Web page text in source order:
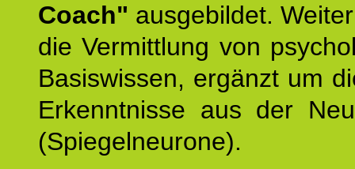
Coach" ausgebildet.
die Vermittlung von
Basiswissen, ergänzt um
Erkenntnisse aus der
(Spiegelneurone).